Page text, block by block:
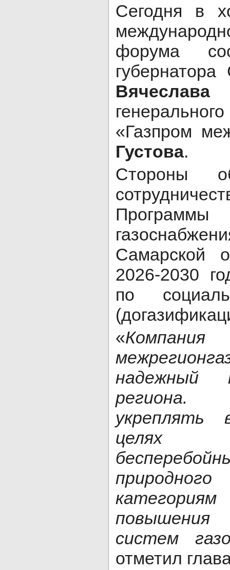
Сегодня в
форума
«Газпром
Густова.
Стороны
Самарской
2026-2030
по
«
надежный
региона.
укреплять
целях
систем
отметил